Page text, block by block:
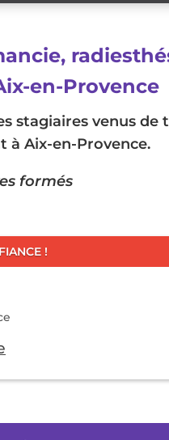
en-Provence
stagiaires venus de
à Aix-en-Provence.
formés
!